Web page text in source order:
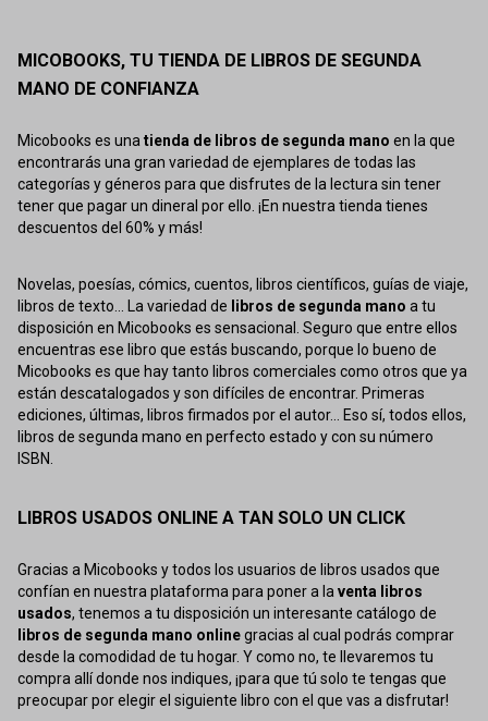
MICOBOOKS, TU TIENDA DE LIBROS DE SEGUNDA
MANO DE CONFIANZA
Micobooks es unatienda de libros de segunda mano en la que
encontrarás una gran variedad de ejemplares de todas las
categorías y géneros para que disfrutes de la lectura sin tener
tener que pagar un dineral por ello. ¡En nuestra tienda tienes
descuentos del 60% y más!
Novelas, poesías, cómics, cuentos, libros científicos, guías de viaje,
libros de texto... La variedad de libros de segunda mano a tu
disposición en Micobooks es sensacional. Seguro que entre ellos
encuentras ese libro que estás buscando, porque lo bueno de
Micobooks es que hay tanto libros comerciales como otros que ya
están descatalogados y son difíciles de encontrar. Primeras
ediciones, últimas, libros firmados por el autor... Eso sí, todos ellos,
libros de segunda mano en perfecto estado y con su número
ISBN.
LIBROS USADOS ONLINE A TAN SOLO UN CLICK
Gracias a Micobooks y todos los usuarios de libros usados que
confían en nuestra plataforma para poner a laventa libros
usados, tenemos a tu disposición un interesante catálogo de
libros de segunda mano onlinegracias al cual podrás comprar
desde la comodidad de tu hogar. Y como no, te llevaremos tu
compra allí donde nos indiques, ¡para que tú solo te tengas que
preocupar por elegir el siguiente libro con el que vas a disfrutar!